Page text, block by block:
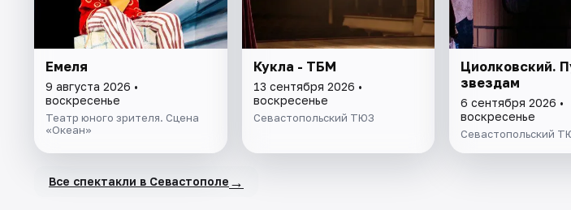
Емеля
9 августа 2026 •
воскресенье
Театр юного зрителя. Сцена
«Океан»
Кукла - ТБМ
13 сентября 2026 •
воскресенье
Севастопольский ТЮЗ
Циолковский.
звездам
6 сентября 2026 •
воскресенье
Севастопольский
Все спектакли в Севастополе →